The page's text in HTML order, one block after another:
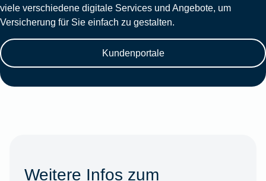
viele verschiedene digitale Services und Angebote, um
Versicherung für Sie einfach zu gestalten.
Kundenportale
Weitere Infos zum